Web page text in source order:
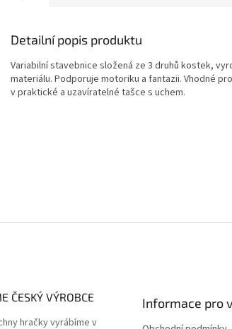
Detailní popis produktu
Variabilní stavebnice složená ze 3 druhů kostek,
materiálu. Podporuje motoriku a fantazii. Vhodné
v praktické a uzavíratelné tašce s uchem.
ČESKÝ VÝROBCE
hračky vyrábíme v
Informace pro